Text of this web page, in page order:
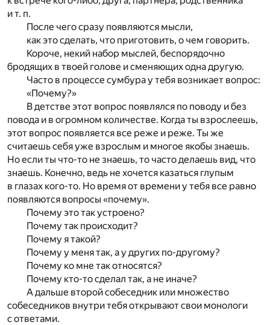
и т. п.
После чего сразу появляются мысли,
как это сделать, что приготовить, о чем говорить.
Короче, некий набор мыслей, беспорядочно
бродящих в твоей голове и сменяющих одна другую.
Часто в процессе сумбура у тебя возникает вопрос:
«Почему?»
В детстве этот вопрос появлялся по поводу и без
повода и в огромном количестве. Когда ты взрослеешь,
этот вопрос появляется все реже и реже. Ты же
считаешь себя уже взрослым и многое якобы знаешь.
Но если ты что-то не знаешь, то часто делаешь вид, что
знаешь. Конечно, ведь не хочется казаться глупым
в глазах кого-то. Но время от времени у тебя все равно
появляются вопросы «почему».
Почему это так устроено?
Почему так происходит?
Почему я такой?
Почему у меня так, а у других по-другому?
Почему ко мне так относятся?
Почему кто-то сделал так, а не иначе?
А дальше второй собеседник или множество
собеседников внутри тебя открывают свои монологи
с ответами.